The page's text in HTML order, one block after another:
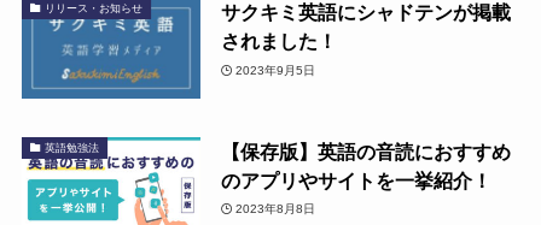
リリース・お知らせ
サクキミ英語にシャドテンが掲載
されました！
2023年9月5日
英語勉強法
【保存版】英語の音読におすすめ
のアプリやサイトを一挙紹介！
2023年8月8日